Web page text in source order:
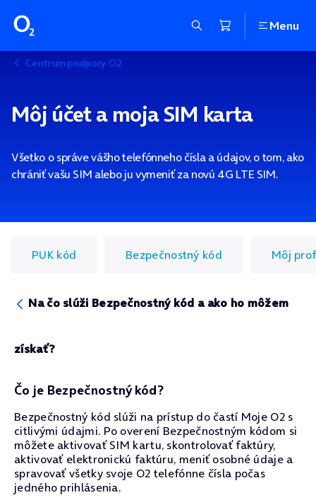
Menu
Centrum podpory O2
Môj účet a moja SIM karta
Všetko o správe vášho telefónneho čísla a údajov, o tom, ako
chrániť vašu SIM alebo ju vymeniť za novú 4G LTE SIM.
PUK kód Bezpečnostný kód Môj
Na čo slúži Bezpečnostný kód a ako ho môžem
získať?
Čo je Bezpečnostný kód?
Bezpečnostný kód slúži na prístup do častí Moje O2 s
citlivými údajmi. Po overení Bezpečnostným kódom si
môžete aktivovať SIM kartu, skontrolovať faktúry,
aktivovať elektronickú faktúru, meniť osobné údaje a
spravovať všetky svoje O2 telefónne čísla počas
jedného prihlásenia.